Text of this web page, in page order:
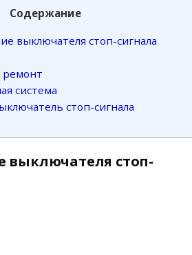
Содержание
выключателя стоп-сигнала
ремонт
система
стоп-сигнала
выключателя стоп-